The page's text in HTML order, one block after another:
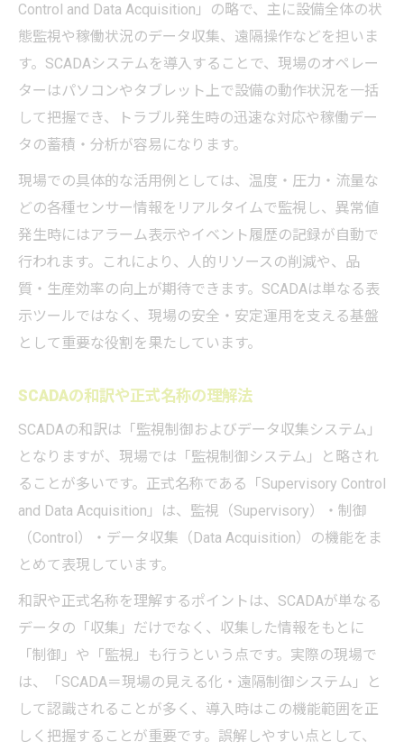
SCADAとPLCの本質的な違いを整理
SCADAとPLCの役割分担を現場基準で解説
SCADAとPLCを比較する際の判断軸
SCADAの可視化機能がPLCと異なる理由
SCADAとPLCの連携運用の実務例
SCADAとDCS、MESとの連携ポイント整理
SCADAとDCSの違いを現場で使う視点で整
理
SCADAとMESの連携メリットと実例
SCADA・DCS・MESの連携構造を解説
SCADA導入時の他システム連携注意点
SCADAとDCSの役割分担で迷わない方法
SCADAが採用する主要プロトコルの特徴
SCADA運用現場で通信トラブルを防ぐ方法
SCADAとPLCの通信連携の実務ノウハウ
監視制御システム選定に生きるSCADA知識
SCADA知識が監視制御システム選定に役立
つ理由
SCADAの比較検討で押さえたい実務視点
SCADA活用による運用改善の具体例
SCADA導入に失敗しない選定ポイント
SCADAシステム選定時に重視すべき要素
Control and Data Acquisition」の略で、主に設備全体の状
態監視や稼働状況のデータ収集、遠隔操作などを担いま
す。SCADAシステムを導入することで、現場のオペレー
ターはパソコンやタブレット上で設備の動作状況を一括
して把握でき、トラブル発生時の迅速な対応や稼働デー
タの蓄積・分析が容易になります。
現場での具体的な活用例としては、温度・圧力・流量な
どの各種センサー情報をリアルタイムで監視し、異常値
発生時にはアラーム表示やイベント履歴の記録が自動で
行われます。これにより、人的リソースの削減や、品
質・生産効率の向上が期待できます。SCADAは単なる表
示ツールではなく、現場の安全・安定運用を支える基盤
として重要な役割を果たしています。
SCADAの和訳や正式名称の理解法
SCADAの和訳は「監視制御およびデータ収集システム」
となりますが、現場では「監視制御システム」と略され
ることが多いです。正式名称である「Supervisory Control
and Data Acquisition」は、監視（Supervisory）・制御
（Control）・データ収集（Data Acquisition）の機能をま
とめて表現しています。
和訳や正式名称を理解するポイントは、SCADAが単なる
データの「収集」だけでなく、収集した情報をもとに
「制御」や「監視」も行うという点です。実際の現場で
は、「SCADA＝現場の見える化・遠隔制御システム」と
して認識されることが多く、導入時はこの機能範囲を正
しく把握することが重要です。誤解しやすい点として、